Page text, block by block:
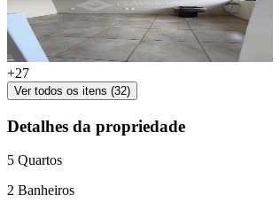
+27
Ver todos os itens (32)
Detalhes da propriedade
5 Quartos
2 Banheiros